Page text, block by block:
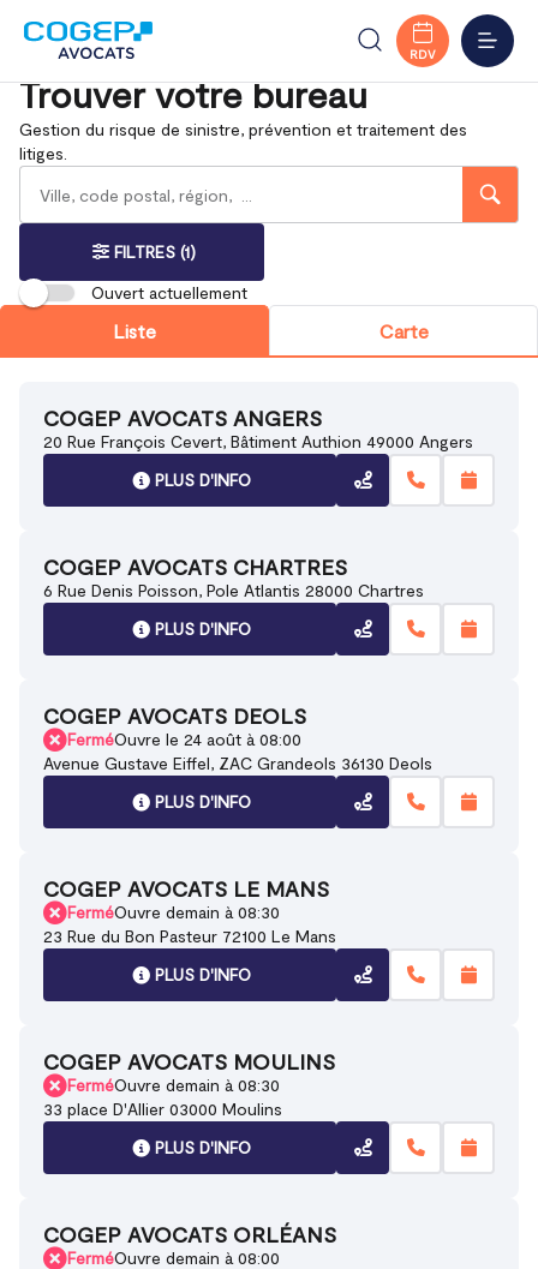
MENU
RDV
Accueil Trouver votre bureau
Responsabilité civile & accidents
Trouver votre bureau
Gestion du risque de sinistre, prévention et traitement des
litiges.
Rechercher
Veuillez
renseigner
adresse
{{count}}
résultat(s)
FILTRES (1)
Ouvert actuellement
Liste Carte
COGEP AVOCATS ANGERS
20 Rue François Cevert, Bâtiment Authion 49000 Angers
PLUS D'INFO
COGEP AVOCATS CHARTRES
6 Rue Denis Poisson, Pole Atlantis 28000 Chartres
PLUS D'INFO
COGEP AVOCATS DEOLS
FerméOuvre le 24 août à 08:00
Avenue Gustave Eiffel, ZAC Grandeols 36130 Deols
PLUS D'INFO
COGEP AVOCATS LE MANS
FerméOuvre demain à 08:30
23 Rue du Bon Pasteur 72100 Le Mans
PLUS D'INFO
COGEP AVOCATS MOULINS
FerméOuvre demain à 08:30
33 place D'Allier 03000 Moulins
PLUS D'INFO
COGEP AVOCATS ORLÉANS
FerméOuvre demain à 08:00